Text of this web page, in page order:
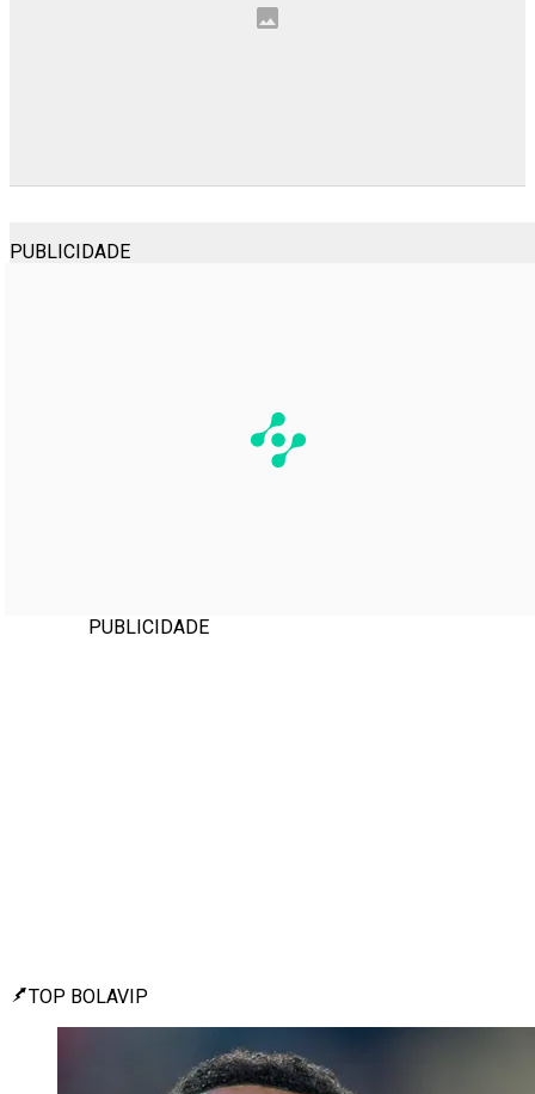
PUBLICIDADE
PUBLICIDADE
TOP BOLAVIP